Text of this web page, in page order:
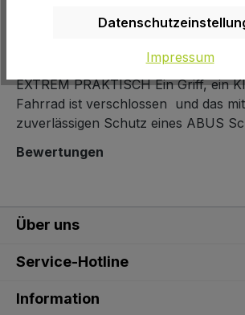
EXTREM PRAKTISCH Ein Griff, ein
Fahrrad ist verschlossen  und das
zuverlässigen Schutz eines ABUS
Bewertungen
Über uns
Service-Hotline
Information
Impressum